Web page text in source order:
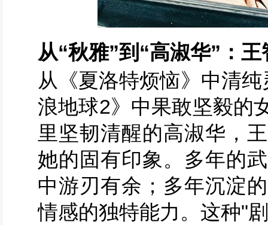
从“秋雅”到“高淑华”：
从《夏洛特烦恼》中清
浪地球2》中果敢坚毅的
里坚韧清醒的高淑华，
她的固有印象。多年的
中游刃有余；多年沉淀
情感的独特能力。这种"